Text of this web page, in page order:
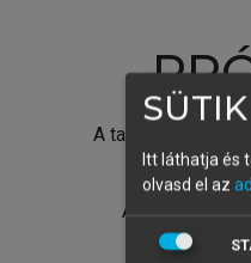
A tartalom
A
Itt láthatja és
olvasd el az